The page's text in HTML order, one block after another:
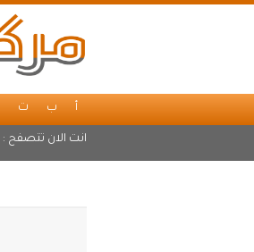
أ ب ت
انت الان تتصفح :